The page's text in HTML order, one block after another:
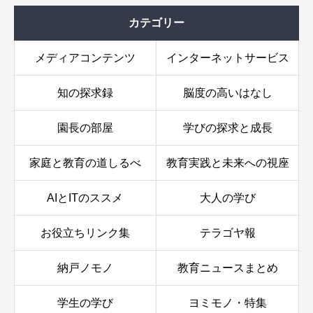
カテゴリー
メディアコンテンツ インターネットサービス
知の探求録 脳度の高いはなし
園長の部屋 学びの探求と成長
家庭と教育の道しるべ 教育実践と未来への視座
AIとITのススメ 大人の学び
お役立ちリンク集 テラゴヤ報
納戸ノモノ 教育ニュースまとめ
学生の学び ヨミモノ・特集